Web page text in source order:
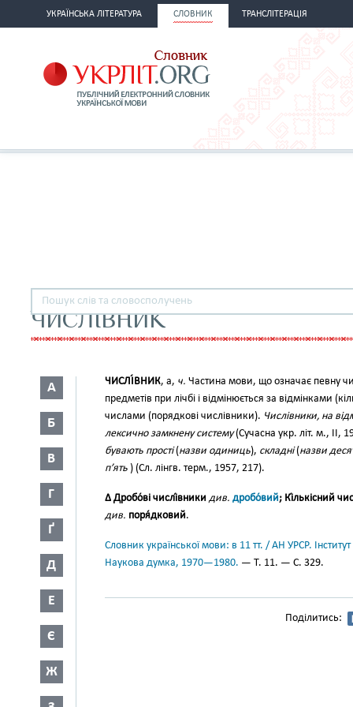
УКРАЇНСЬКА ЛІТЕРАТУРА СЛОВНИК ТРАНСЛІТЕРАЦІЯ
ЧИСЛІВНИК
А
Б
В
Г
Ґ
Д
Е
Є
Ж
ЧИСЛІ́ВНИК, а, ч. Частина мови, що означає певну
предметів при лічбі і відмінюється за відмінками
числами (порядкові числівники). Числівники, на
лексично замкнену систему(Сучасна укр. літ. м., II,
бувають прості(назви одиниць), складні(назви
п’ять ) (Сл. лінгв. терм., 1957, 217).
∆ Дробо́ві числі́вники див. дробо́вий; Кі́лькісний
див. поря́дковий.
Словник української мови: в 11 тт. / АН УРСР.
Наукова думка, 1970—1980. — Т. 11. — С. 329.
Поділитись: